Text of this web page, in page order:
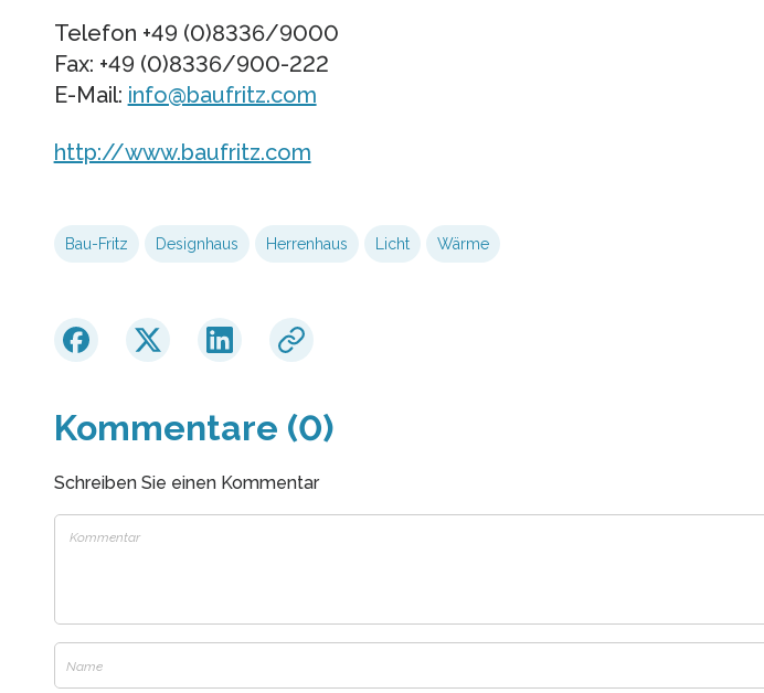
Telefon +49 (0)8336/9000
Fax: +49 (0)8336/900-222
E-Mail: info@baufritz.com
http://www.baufritz.com
Bau-Fritz Designhaus Herrenhaus Licht Wärme
Kommentare (0)
Schreiben Sie einen Kommentar